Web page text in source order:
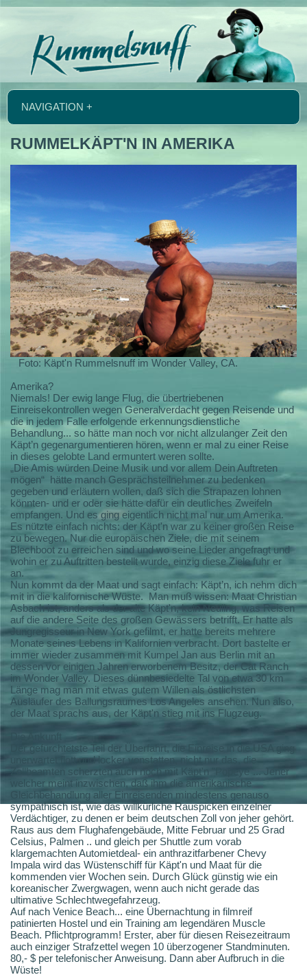
NAVIGATION +
RUMMELKÄPT'N IN AMERIKA
Foto: Käpt'n Rummelsnuff im Wonder Valley, CA.
Amerika?
Niemals! Der ewig lange Flug, die übertriebenen
Einreisekontrollen wegen Generalverdacht gegen Reisende und
die in jedem Falle erfolgende erkennungsdienstliche
Behandlung... so hätte man noch vor nicht allzulanger Zeit den
Käpt’n gegenargumentieren hören, wenn er mal zu einer Reise
in dieses gelobte Land ermuntert weren sollte.
„Die Amis würden Deine Musik und vor allem Dein Auftreten
mögen“ hätte manch Gesprächsteilnehmer zu bedenken
gegeben und erläutern wollen, daß sich die Strapazen lohnen
könnten- und er oder sie hätte dafür ein deutliches Zweifeln
empfangen. Und es ging eigentlich nicht mal nur um Amerika.
Es nützte einfach nichts: der Käpt'n war zu keiner großen Reise
zu bewegen. Nur die europäischen Ziele, die mit seinem
Blechboot zu erreichen sind und wo seine Lieder angefragt und
wohin er zu Auftritten bestellt wurde, einzig diese Ziele fuhr er
an.
Nun kommt da der Maat und sagt einfach: Käpt’n, ich nehm dich
mit in die kalifornische Wüste. Man muß wissen: Maat Christian
Asbach ist, anders als der alte Käpt'n, kein Neuling, was Reisen
auf die andere Seite des großen Gewässers betrifft. Er hatte als
Jungregisseur in New York gefilmt, er hatte bereits mehrere
Monate seines Lebens in Kalifornien verbracht. Dort bastelte er
immer wieder zusammen mit Kumpel Jan aus Berlin mit an
dessen vor einigen Jahren erworbenem Besitz, der Cat Ranch
im Wonder Valley. Dieses dünnbesiedelte Tal von etwa 30 km
Länge mag man mit etwas gutem Willen als östlichsten
Ausläufer des Ballungsraumes Los Angeles ansehen. Nun also,
der Maat sprachs aus, der Käpt'n stieg mit ins Flugzeug.
Die Ankunft
Der gefürchtetste Teil der Überfahrt, die Einreise in die USA ging
unerwartet flott und locker vonstatten, nicht nur das, die
Zollbeamten scherzten auch noch mit Käpt'n "Popeye"... Jener
welcher meint inzwischen, daß ihm die amerikanische
Gleichbehandlung aller Einreisenden mindestens genauso
sympathisch ist, wie das willkürliche Rauspicken einzelner
Verdächtiger, zu denen er beim deutschen Zoll von jeher gehört.
Raus aus dem Flughafengebäude, Mitte Februar und 25 Grad
Celsius, Palmen .. und gleich per Shuttle zum vorab
klargemachten Automietdeal- ein anthrazitfarbener Chevy
Impala wird das Wüstenschiff für Käpt'n und Maat für die
kommenden vier Wochen sein. Durch Glück günstig wie ein
koreanischer Zwergwagen, wenn auch nicht gerade das
ultimative Schlechtwegefahrzeug.
Auf nach Venice Beach... eine Übernachtung in filmreif
patinierten Hostel und ein Training am legendären Muscle
Beach. Pflichtprogramm! Erster, aber für diesen Reisezeitraum
auch einziger Strafzettel wegen 10 überzogener Standminuten.
80,- $ per telefonischer Anweisung. Dann aber Aufbruch in die
Wüste!